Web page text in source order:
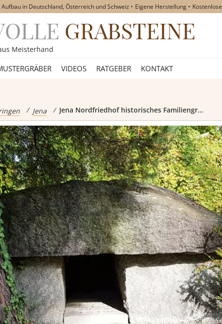
in Deutschland, Österreich und Schweiz Eigene Herstellung
Kontakt GRABSTEINE
Meisterhand
VIDEOS RATGEBER KONTAKT
Jena Jena Nordfriedhof historisches Familiengrabmal Otto Schott